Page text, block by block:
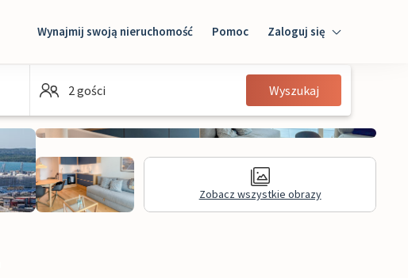
Wynajmij swoją nieruchomość Pomoc Zaloguj się
Zaloguj się
Gość
2 gości Wyszukaj
Zobacz wszystkie obrazy